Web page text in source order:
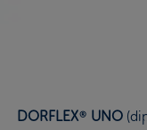
DORFLEX® UNO